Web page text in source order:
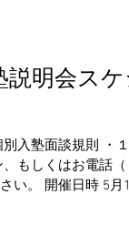
説明会スケ
入塾面談規則 ・
もしくはお電話（
い。 開催日時 5月